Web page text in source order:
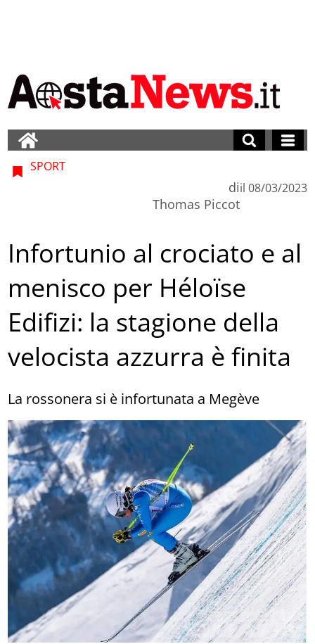
SPORT
di
Thomas Piccot
il 08/03/2023
Infortunio al crociato e al
menisco per Héloïse
Edifizi: la stagione della
velocista azzurra è finita
La rossonera si è infortunata a Megève